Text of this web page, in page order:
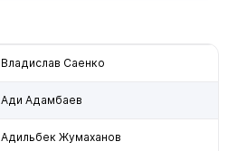
Владислав Саенко
Ади Адамбаев
Адильбек Жумаханов